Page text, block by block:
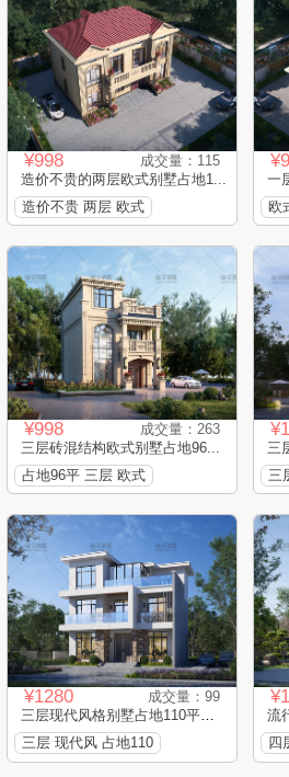
¥998
成交量：115
造价不贵的两层欧式别墅占地1...
造价不贵 两层 欧式
欧
¥998
成交量：263
三层砖混结构欧式别墅占地96...
占地96平 三层 欧式
三
¥1280
成交量：99
三层现代风格别墅占地110平框...
三层 现代风 占地110
四